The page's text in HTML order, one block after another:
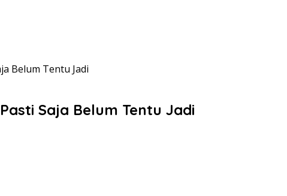
Belum Tentu Jadi
Saja Belum Tentu Jadi